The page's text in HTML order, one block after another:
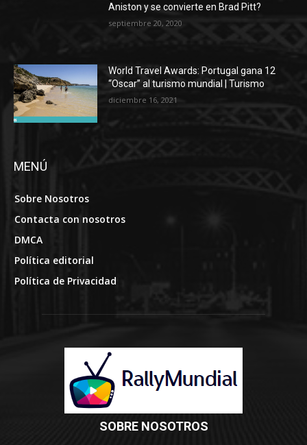
Aniston y se convierte en Brad Pitt?
septiembre 20, 2020
World Travel Awards: Portugal gana 12
“Oscar” al turismo mundial | Turismo
diciembre 16, 2021
MENÚ
Sobre Nosotros
Contacta con nosotros
DMCA
Política editorial
Política de Privacidad
SOBRE NOSOTROS